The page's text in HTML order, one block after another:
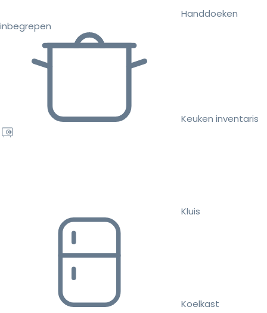
Handdoeken
inbegrepen
Keuken inventaris
Kluis
Koelkast